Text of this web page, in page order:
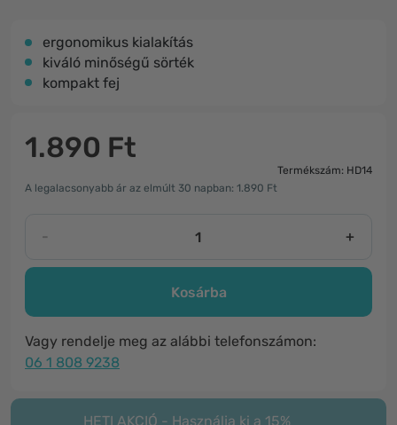
ergonomikus kialakítás
kiváló minőségű sörték
kompakt fej
1.890 Ft
Termékszám: HD14
A legalacsonyabb ár az elmúlt 30 napban: 1.890 Ft
- +
Kosárba
Vagy rendelje meg az alábbi telefonszámon:
06 1 808 9238
HETI AKCIÓ - Használja ki a 15%